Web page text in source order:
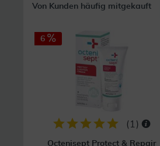
Von Kunden häufig mitgekauft
6
( 1 )
Octenisept Protect & Repair